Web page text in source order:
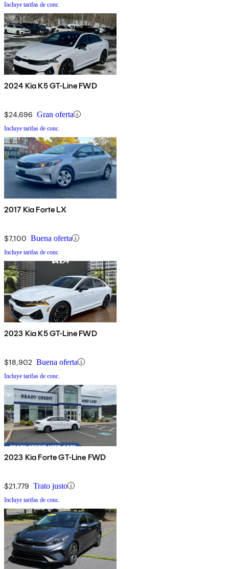
Incluye tarifas de conc.
2024 Kia K5 GT-Line FWD
$24,696 Gran oferta
Incluye tarifas de conc.
2017 Kia Forte LX
$7,100 Buena oferta
Incluye tarifas de conc.
2023 Kia K5 GT-Line FWD
$18,902 Buena oferta
Incluye tarifas de conc.
2023 Kia Forte GT-Line FWD
$21,779 Trato justo
Incluye tarifas de conc.